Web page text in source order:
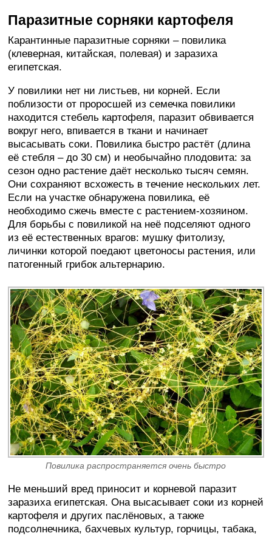
Паразитные сорняки картофеля
Карантинные паразитные сорняки – повилика
(клеверная, китайская, полевая) и заразиха
египетская.
У повилики нет ни листьев, ни корней. Если
поблизости от проросшей из семечка повилики
находится стебель картофеля, паразит обвивается
вокруг него, впивается в ткани и начинает
высасывать соки. Повилика быстро растёт (длина
её стебля – до 30 см) и необычайно плодовита: за
сезон одно растение даёт несколько тысяч семян.
Они сохраняют всхожесть в течение нескольких лет.
Если на участке обнаружена повилика, её
необходимо сжечь вместе с растением-хозяином.
Для борьбы с повиликой на неё подселяют одного
из её естественных врагов: мушку фитолизу,
личинки которой поедают цветоносы растения, или
патогенный грибок альтернарию.
Повилика распространяется очень быстро
Не меньший вред приносит и корневой паразит
заразиха египетская. Она высасывает соки из корней
картофеля и других паслёновых, а также
подсолнечника, бахчевых культур, горчицы, табака,